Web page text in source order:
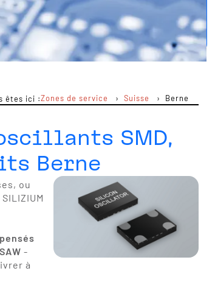
êtes ici :Zones de service Suisse Berne
SMD,
Berne
ou
-
à